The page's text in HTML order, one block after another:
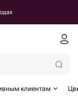
клиентам